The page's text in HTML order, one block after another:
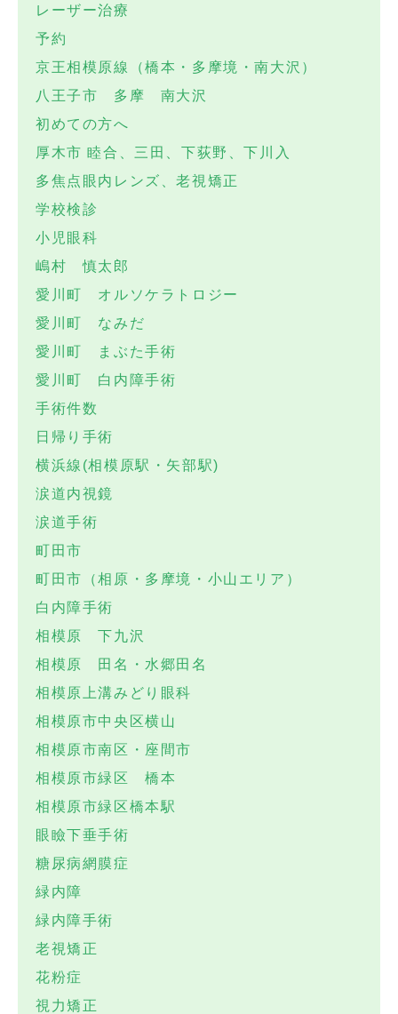
レーザー治療
予約
京王相模原線（橋本・多摩境・南大沢）
八王子市 多摩 南大沢
初めての方へ
厚木市 睦合、三田、下荻野、下川入
多焦点眼内レンズ、老視矯正
学校検診
小児眼科
嶋村 慎太郎
愛川町 オルソケラトロジー
愛川町 なみだ
愛川町 まぶた手術
愛川町 白内障手術
手術件数
日帰り手術
横浜線(相模原駅・矢部駅)
涙道内視鏡
涙道手術
町田市
町田市（相原・多摩境・小山エリア）
白内障手術
相模原 下九沢
相模原 田名・水郷田名
相模原上溝みどり眼科
相模原市中央区横山
相模原市南区・座間市
相模原市緑区 橋本
相模原市緑区橋本駅
眼瞼下垂手術
糖尿病網膜症
緑内障
緑内障手術
老視矯正
花粉症
視力矯正